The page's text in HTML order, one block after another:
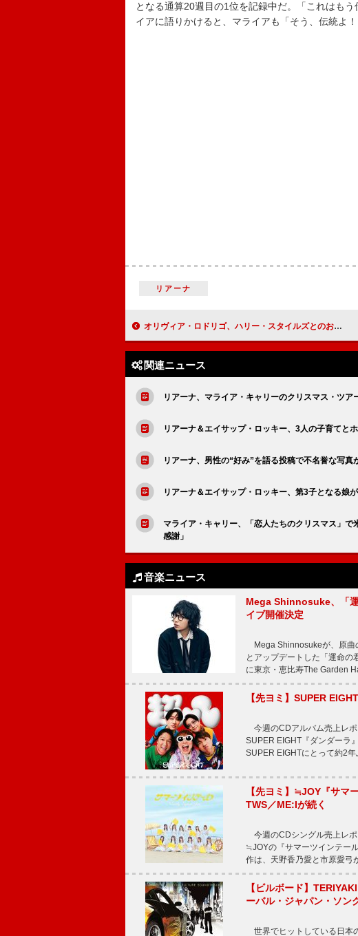
となる通算20週目の1位を記録中だ。「これはも
イアに語りかけると、マライアも「そう、伝統よ！
リアーナ
オリヴィア・ロドリゴ、ハリー・スタイルズとのお茶は幼少期に書いた1D二次創作小説のようだったと明かす
関連ニュース
リアーナ、マライア・キャリーのクリスマス・ツア
リアーナ＆エイサップ・ロッキー、3人の子育てと
リアーナ、男性の“好み”を語る投稿で不名誉な写真
リアーナ＆エイサップ・ロッキー、第3子となる娘
マライア・キャリー、「恋人たちのクリスマス」
感謝」
音楽ニュース
Mega Shinnosuke、「
イブ開催決定
Mega Shinnosukeが、原曲
とアップデートした「運命
に東京・恵比寿The Garden
【先ヨミ】SUPER
今週のCDアルバム売上レポ
SUPER EIGHT『ダンダーラ
SUPER EIGHTにとって約2
【先ヨミ】≒JOY『サマ
TWS／ME:Iが続く
今週のCDシングル売上レポ
≒JOYの『サマーツインテー
作は、天野香乃愛と市原愛
【ビルボード】
ーバル・ジャパン・ソン
世界でヒットしている日本